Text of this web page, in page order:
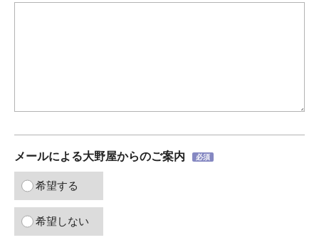
メールによる大野屋からのご案内 必須
希望する
希望しない